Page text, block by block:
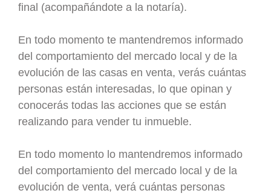
final (acompañándote a la notaría).
En todo momento te mantendremos informado
del comportamiento del mercado local y de la
evolución de las casas en venta, verás cuántas
personas están interesadas, lo que opinan y
conocerás todas las acciones que se están
realizando para vender tu inmueble.
En todo momento lo mantendremos informado
del comportamiento del mercado local y de la
evolución de venta, verá cuántas personas